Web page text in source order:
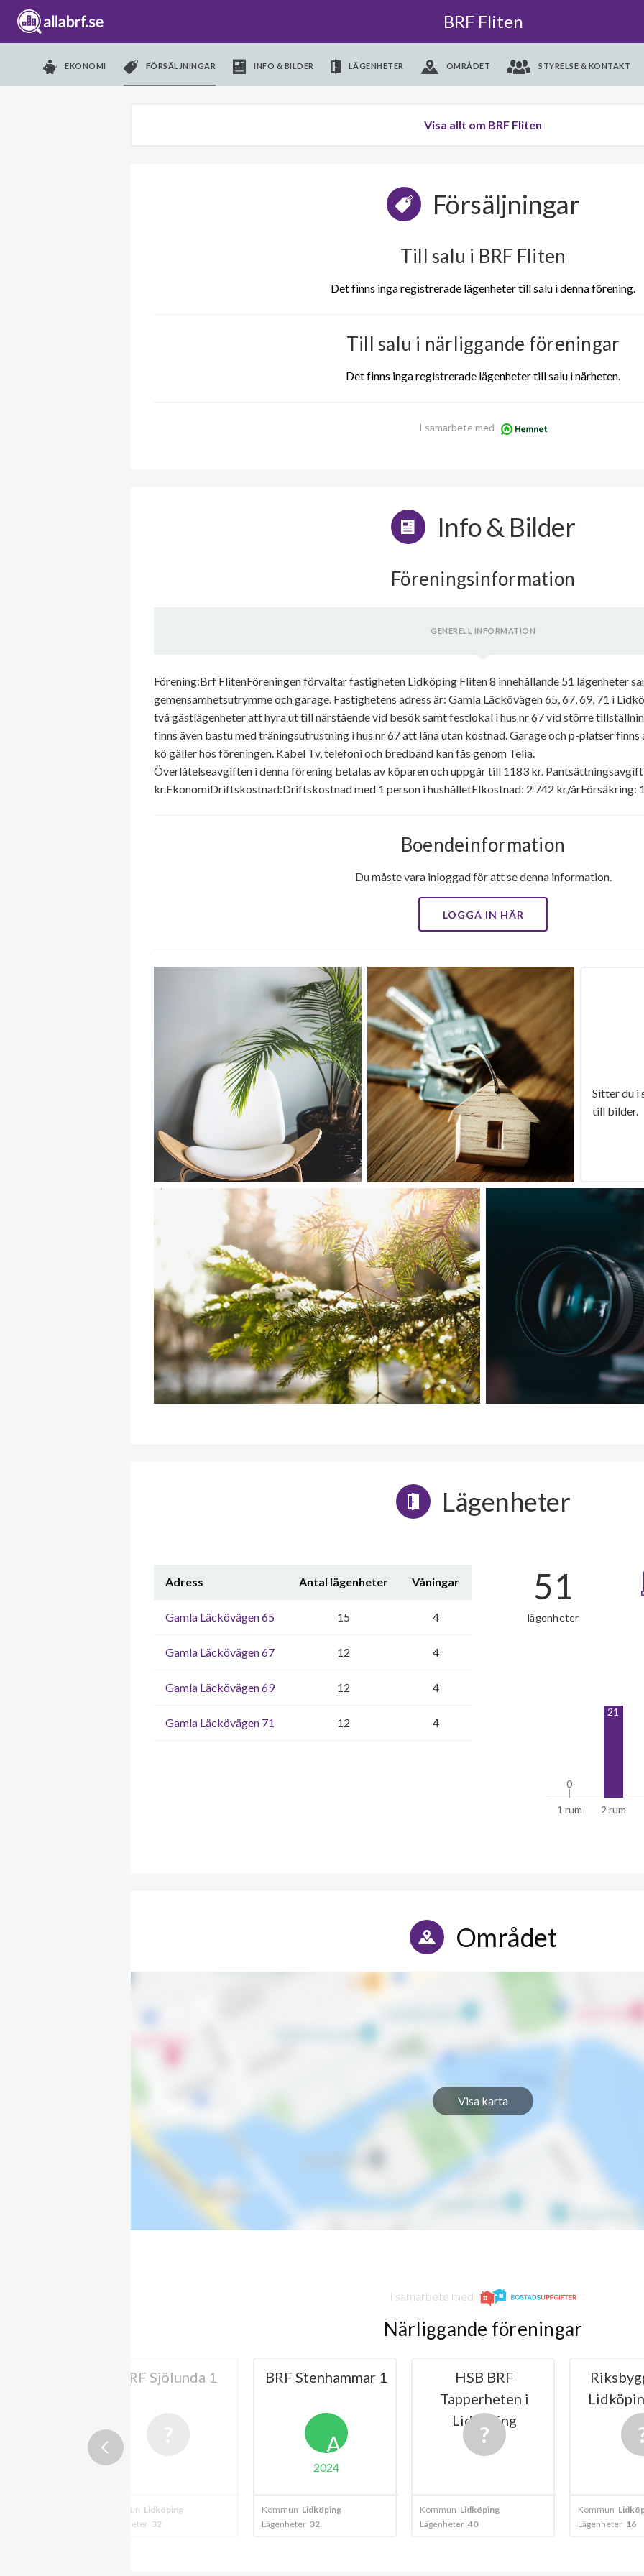
BRF Fliten
EKONOMI FÖRSÄLJNINGAR INFO & BILDER LÄGENHETER OMRÅDET STYRELSE & KONTAKT
Visa allt om BRF Fliten
Försäljningar
Till salu i BRF Fliten
Det finns inga registrerade lägenheter till salu i denna förening.
Till salu i närliggande föreningar
Det finns inga registrerade lägenheter till salu i närheten.
I samarbete med
Info & Bilder
Föreningsinformation
GENERELL INFORMATION
Förening:Brf FlitenFöreningen förvaltar fastigheten Lidköping Fliten 8 innehållande 51 lägenheter
gemensamhetsutrymme och garage. Fastighetens adress är: Gamla Läckövägen 65, 67, 69, 71 i
två gästlägenheter att hyra ut till närstående vid besök samt festlokal i hus nr 67 vid större
finns även bastu med träningsutrustning i hus nr 67 att låna utan kostnad. Garage och p-platser
kö gäller hos föreningen. Kabel Tv, telefoni och bredband kan fås genom Telia.
Överlåtelseavgiften i denna förening betalas av köparen och uppgår till 1183 kr.
kr.EkonomiDriftskostnad:Driftskostnad med 1 person i hushålletElkostnad: 2 742 kr/årFörsäkring:
Boendeinformation
Du måste vara inloggad för att se denna information.
LOGGA IN HÄR
Sitter du i
till bilder.
Lägenheter
Adress Antal lägenheter Våningar
Gamla Läckövägen 65 15 4
Gamla Läckövägen 67 12 4
Gamla Läckövägen 69 12 4
Gamla Läckövägen 71 12 4
51
lägenheter
1 rum 2 rum
0
0
21
Området
Visa karta
I samarbete med
Närliggande föreningar
BRF Sjölunda 1
Kommun Lidköping
Lägenheter 32
BRF Stenhammar 1
A
2024
Kommun Lidköping
Lägenheter 32
HSB BRF
Tapperheten i
Lidköping
Kommun Lidköping
Lägenheter 40
Kommun
Lägenheter 16